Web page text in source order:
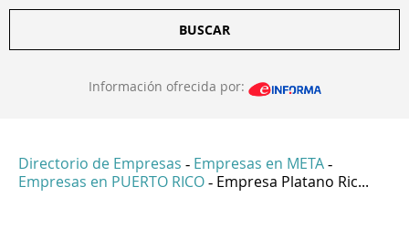
BUSCAR
Información ofrecida por:
Directorio de Empresas - Empresas en META -
Empresas en PUERTO RICO - Empresa Platano Ric...